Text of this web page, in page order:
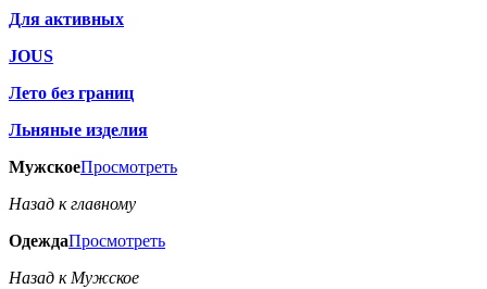
Для активных
JOUS
Лето без границ
Льняные изделия
МужскоеПросмотреть
Назад к главному
ОдеждаПросмотреть
Назад к Мужское